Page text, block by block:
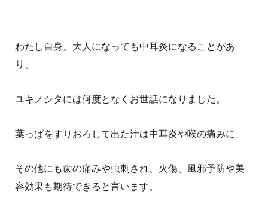
わたし自身、大人になっても中耳炎になることがあ
り、
ユキノシタには何度となくお世話になりました。
葉っぱをすりおろして出た汁は中耳炎や喉の痛みに、
その他にも歯の痛みや虫刺され、火傷、風邪予防や美
容効果も期待できると言います。